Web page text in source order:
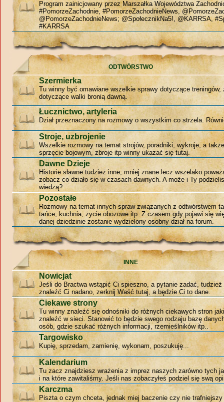
Program zainicjowany przez Marszałka Województwa
#PomorzeZachodnie, #PomorzeZachodnieNews,
@PomorzeZachodnieNews; @SpołecznikNa5!, @KARRSA,
#KARRSA
ODTWÓRSTWO
Szermierka
Tu winny być omawiane wszelkie sprawy dotyczące treningów,
dotyczące walki bronią dawną.
Łucznictwo, artyleria
Dział przeznaczony na rozmowy o wszystkim co strzela.
Stroje, uzbrojenie
Wszelkie rozmowy na temat strojów, poradniki, wykroje, a
sprzęcie bojowym, zbroje itp winny ukazać się tutaj.
Dawne Dzieje
Historie sławne tudzież inne, mniej znane lecz wszelako
zobacz co działo się w czasach dawnych. A może i Ty
wiedzą?
Pozostałe
Rozmowy na temat innych spraw związanych z odtwórstwem
tańce, kuchnia, życie obozowe itp. Z czasem gdy pojawi się
danej dziedzinie zostanie wydzielony osobny dział na forum.
INNE
Nowicjat
Jeśli do Bractwa wstąpić Ci spieszno, a pytanie zadać, tudzież
znaleźć Ci nadano, zerknij Waść tutaj, a będzie Ci to dane.
Ciekawe strony
Tu winny znaleźć się odnośniki do różnych ciekawych stron
znaleźć w sieci. Stanowić to będzie swego rodzaju bazę
osób, gdzie szukać różnych informacji, rzemieślników itp..
Targowisko
Kupię, sprzedam, zamienię, wykonam, poszukuję...
Kalendarium
Tu zacz znajdziesz wrażenia z imprez naszych zarówno tych
i na które zawitaliśmy. Jeśli nas zobaczyłeś podziel się swą
Karczma
Piszta o czym chceta, jednak miej baczenie czy nie trafniejszy